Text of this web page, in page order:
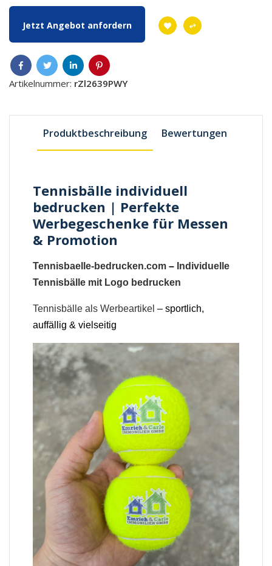
Jetzt Angebot anfordern
Artikelnummer: rZl2639PWY
Produktbeschreibung Bewertungen
Tennisbälle individuell
bedrucken | Perfekte
Werbegeschenke für Messen
& Promotion
Tennisbaelle-bedrucken.com – Individuelle
Tennisbälle mit Logo bedrucken
Tennisbälle als Werbeartikel – sportlich,
auffällig & vielseitig